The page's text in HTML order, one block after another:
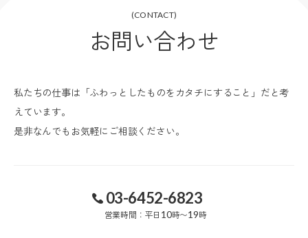
(CONTACT)
お問い合わせ
私たちの仕事は「ふわっとしたものをカタチにすること」だと考
えています。
是非なんでもお気軽にご相談ください。
03-6452-6823
営業時間：平日 10時〜19時